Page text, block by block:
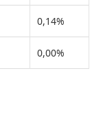
0,14%
0,00%